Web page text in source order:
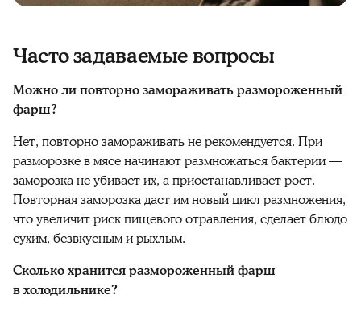
Часто задаваемые вопросы
Можно ли повторно замораживать размороженный
фарш?
Нет, повторно замораживать не рекомендуется. При
разморозке в мясе начинают размножаться бактерии —
заморозка не убивает их, а приостанавливает рост.
Повторная заморозка даст им новый цикл размножения,
что увеличит риск пищевого отравления, сделает блюдо
сухим, безвкусным и рыхлым.
Сколько хранится размороженный фарш
в холодильнике?